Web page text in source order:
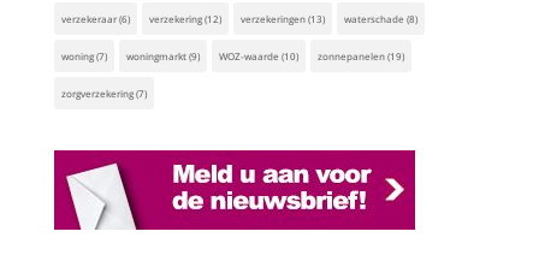
verzekeraar(6) verzekering(12) verzekeringen(13) waterschade (8)
woning(7) woningmarkt(9) WOZ-waarde (10) zonnepanelen(19)
zorgverzekering(7)